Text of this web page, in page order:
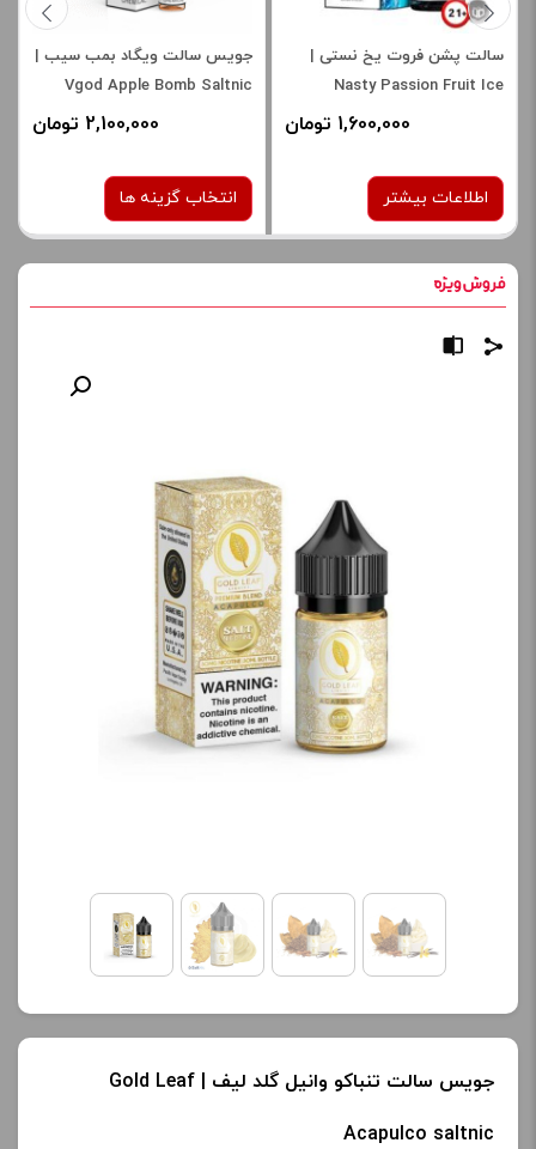
سالت پشن فروت یخ نستی |
Nasty Passion Fruit Ice
1,600,000 تومان
اطلاعات بیشتر
نیکوتین:
محصول را از کادر بالا انتخاب
آخرین بروزرسانی
تمامی قیمت ها بروز
ک
جویس سالت ویگاد بمب سیب |
Vgod Apple Bomb Saltnic
2,100,000 تومان
انتخاب گزینه ها
محصول را از کادر بالا انتخاب
کنید.
آخرین بروزرسانی
قیمت: 16 ساعت پیش
تمامی قیمت ها بروز
هستند.
جویس سالت تنباکو وانیل گلد لیف | Gold Leaf
Acapulco saltnic